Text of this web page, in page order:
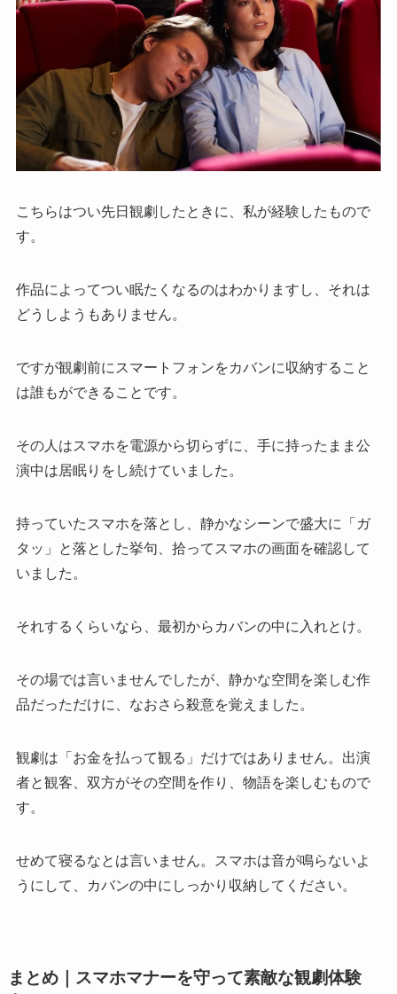
こちらはつい先日観劇したときに、私が経験したもので
す。
作品によってつい眠たくなるのはわかりますし、それは
どうしようもありません。
ですが観劇前にスマートフォンをカバンに収納すること
は誰もができることです。
その人はスマホを電源から切らずに、手に持ったまま公
演中は居眠りをし続けていました。
持っていたスマホを落とし、静かなシーンで盛大に「ガ
タッ」と落とした挙句、拾ってスマホの画面を確認して
いました。
それするくらいなら、最初からカバンの中に入れとけ。
その場では言いませんでしたが、静かな空間を楽しむ作
品だっただけに、なおさら殺意を覚えました。
観劇は「お金を払って観る」だけではありません。出演
者と観客、双方がその空間を作り、物語を楽しむもので
す。
せめて寝るなとは言いません。スマホは音が鳴らないよ
うにして、カバンの中にしっかり収納してください。
まとめ｜スマホマナーを守って素敵な観劇体験